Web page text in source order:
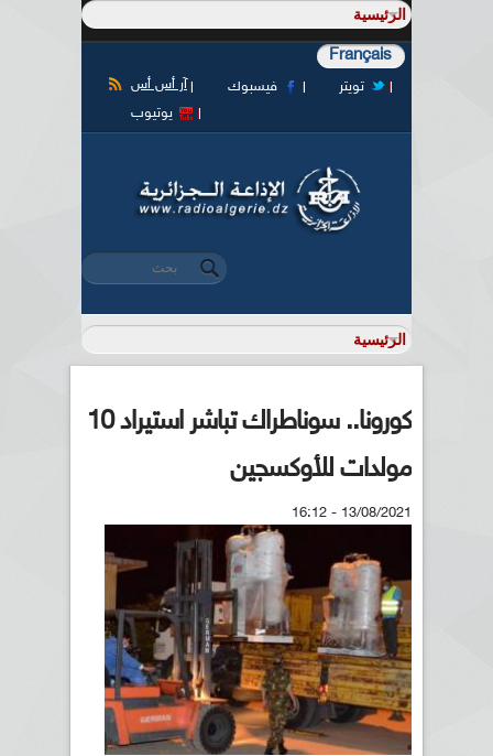
Français
آر أس أس فيسبوك
تويتر
يوتيوب
استمارة البحث
‏بحث ‏
كورونا.. سوناطراك تباشر استيراد 10
مولدات للأوكسجين
13/08/2021 - 16:12